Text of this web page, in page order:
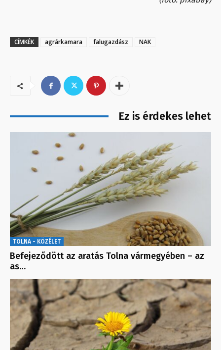
CÍMKÉK agrárkamara falugazdász NAK
Ez is érdekes lehet
TOLNA - KÖZÉLET
Befejeződött az aratás Tolna vármegyében – az
as…